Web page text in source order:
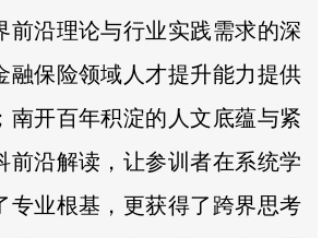
前沿理论与行业实践需求的深
融保险领域人才提升能力提供
南开百年积淀的人文底蕴与紧
前沿解读，让参训者在系统学
专业根基，更获得了跨界思考